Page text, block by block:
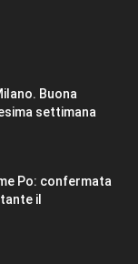
Buona
settimana
Po: confermata
il